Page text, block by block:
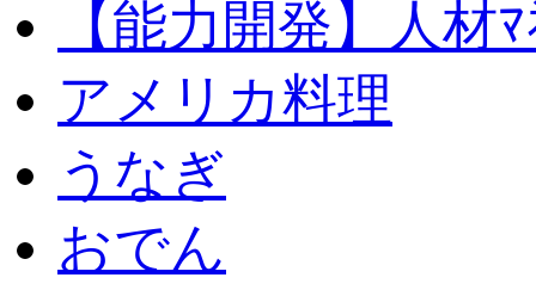
【能力開発】人材
アメリカ料理
うなぎ
おでん